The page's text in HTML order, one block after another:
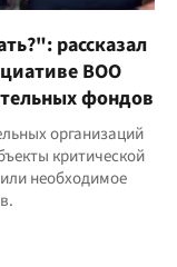
рассказал
ВОО
фондов
организаций
критической
необходимое